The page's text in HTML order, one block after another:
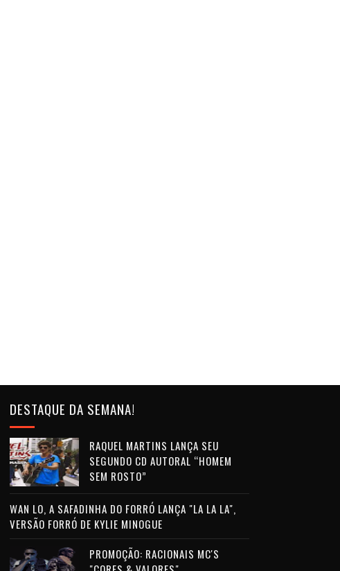
DESTAQUE DA SEMANA!
RAQUEL MARTINS LANÇA SEU
SEGUNDO CD AUTORAL “HOMEM
SEM ROSTO”
WAN LO, A SAFADINHA DO FORRÓ LANÇA "LA LA LA",
VERSÃO FORRÓ DE KYLIE MINOGUE
PROMOÇÃO: RACIONAIS MC'S